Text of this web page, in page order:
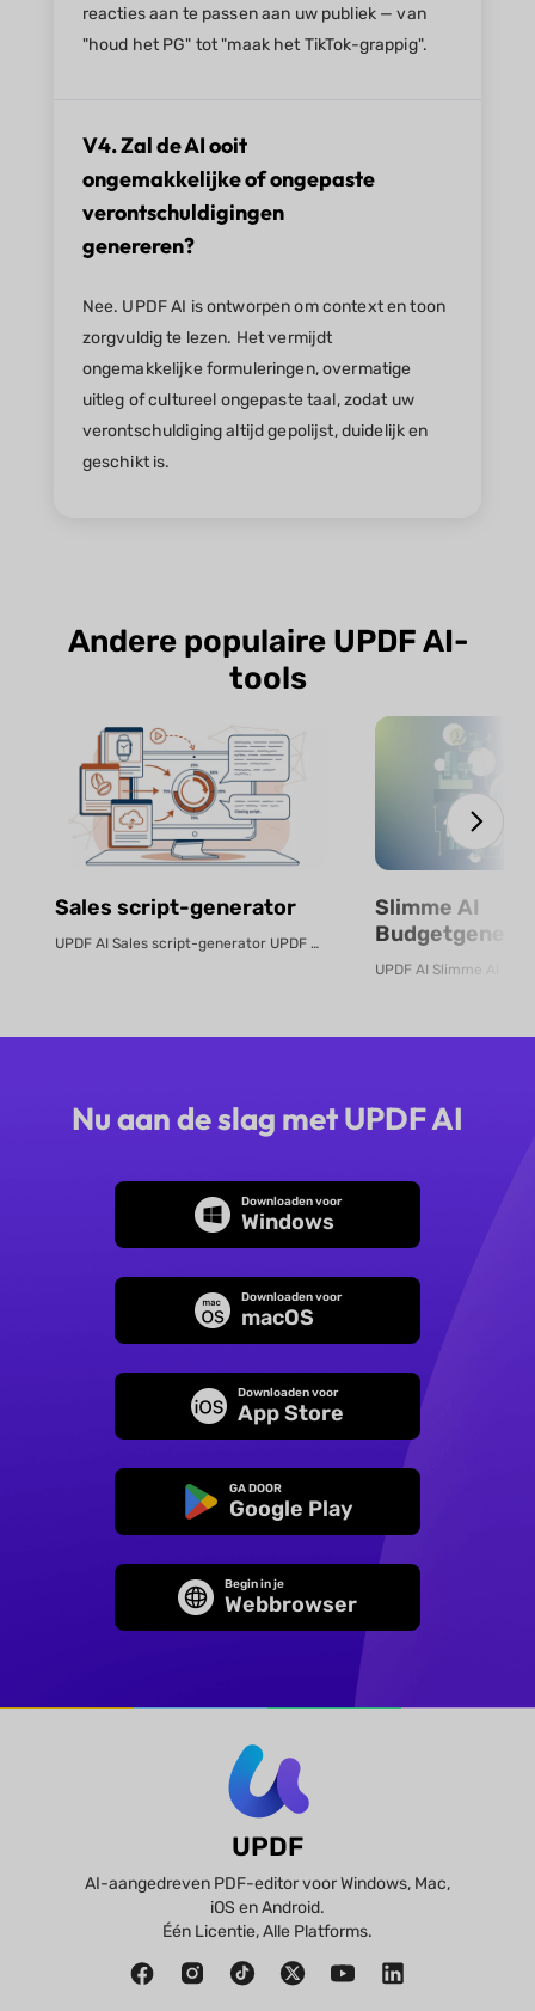
reacties aan te passen aan uw publiek — van
"houd het PG" tot "maak het TikTok-grappig".
V4. Zal de AI ooit
ongemakkelijke of ongepaste
verontschuldigingen
genereren?
Nee. UPDF AI is ontworpen om context en toon
zorgvuldig te lezen. Het vermijdt
ongemakkelijke formuleringen, overmatige
uitleg of cultureel ongepaste taal, zodat uw
verontschuldiging altijd gepolijst, duidelijk en
geschikt is.
Andere populaire UPDF AI-
tools
Sales script-generator
UPDF AI Sales script-generator UPDF AI zet product-PDF's of beschrijvingen...
Slimme AI
Gratis Online
Nu aan de slag met UPDF AI
Downloaden voor
Windows
Downloaden voor
macOS
Downloaden voor
App Store
GA DOOR
Google Play
Begin in je
Webbrowser
UPDF
AI-aangedreven PDF-editor voor Windows, Mac,
iOS en Android.
Één Licentie, Alle Platforms.